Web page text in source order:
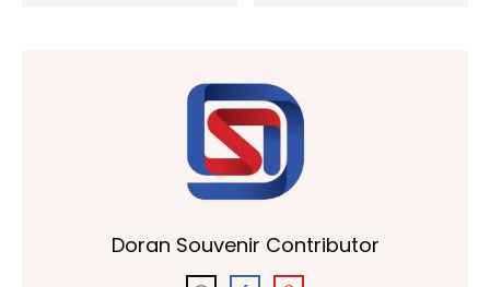
Doran Souvenir Contributor